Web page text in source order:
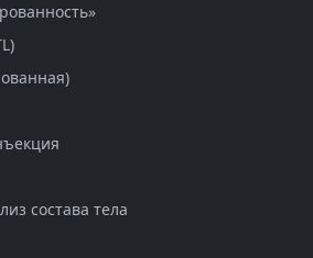
состава тела